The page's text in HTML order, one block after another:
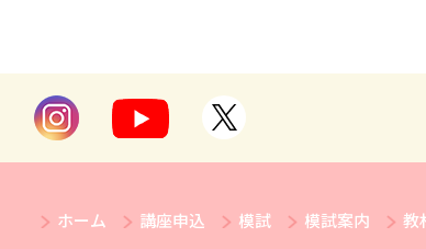
ホーム 講座申込 模試 模試案内 教